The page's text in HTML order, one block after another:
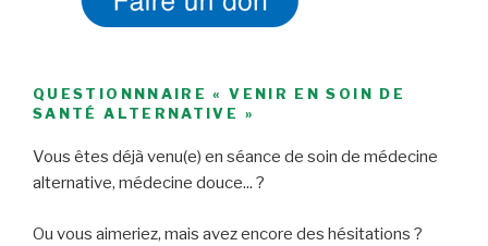
QUESTIONNNAIRE « VENIR EN SOIN DE
SANTÉ ALTERNATIVE »
Vous êtes déjà venu(e) en séance de soin de médecine
alternative, médecine douce... ?
Ou vous aimeriez, mais avez encore des hésitations ?